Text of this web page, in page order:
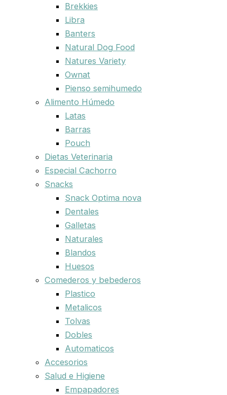
Brekkies
Libra
Banters
Natural Dog Food
Natures Variety
Ownat
Pienso semihumedo
Alimento Húmedo
Latas
Barras
Pouch
Dietas Veterinaria
Especial Cachorro
Snacks
Snack Optima nova
Dentales
Galletas
Naturales
Blandos
Huesos
Comederos y bebederos
Plastico
Metalicos
Tolvas
Dobles
Automaticos
Accesorios
Salud e Higiene
Empapadores